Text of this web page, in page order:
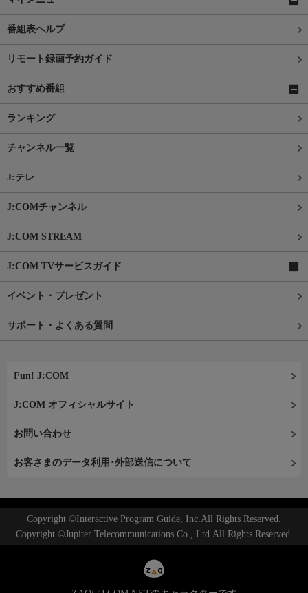
番組表ヘルプ
リモート録画予約ガイド
おすすめ番組
ランキング
チャンネル一覧
J:テレ
J:COMチャンネル
J:COM STREAM
J:COM TVサービスガイド
イベント・プレゼント
サポート・よくある質問
Fun! J:COM
J:COM オフィシャルサイト
お問い合わせ
お客さまのデータ利用･外部送信について
Copyright ©Interactive Program Guide, Inc.All Rights Reserved.
Copyright ©Jupiter Telecommunications Co., Ltd.All Rights Reserved.